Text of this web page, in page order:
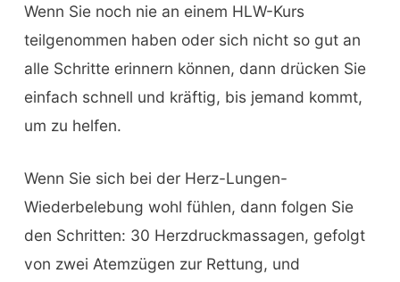
Wenn Sie noch nie an einem HLW-Kurs
teilgenommen haben oder sich nicht so gut an
alle Schritte erinnern können, dann drücken Sie
einfach schnell und kräftig, bis jemand kommt,
um zu helfen.
Wenn Sie sich bei der Herz-Lungen-
Wiederbelebung wohl fühlen, dann folgen Sie
den Schritten: 30 Herzdruckmassagen, gefolgt
von zwei Atemzügen zur Rettung, und